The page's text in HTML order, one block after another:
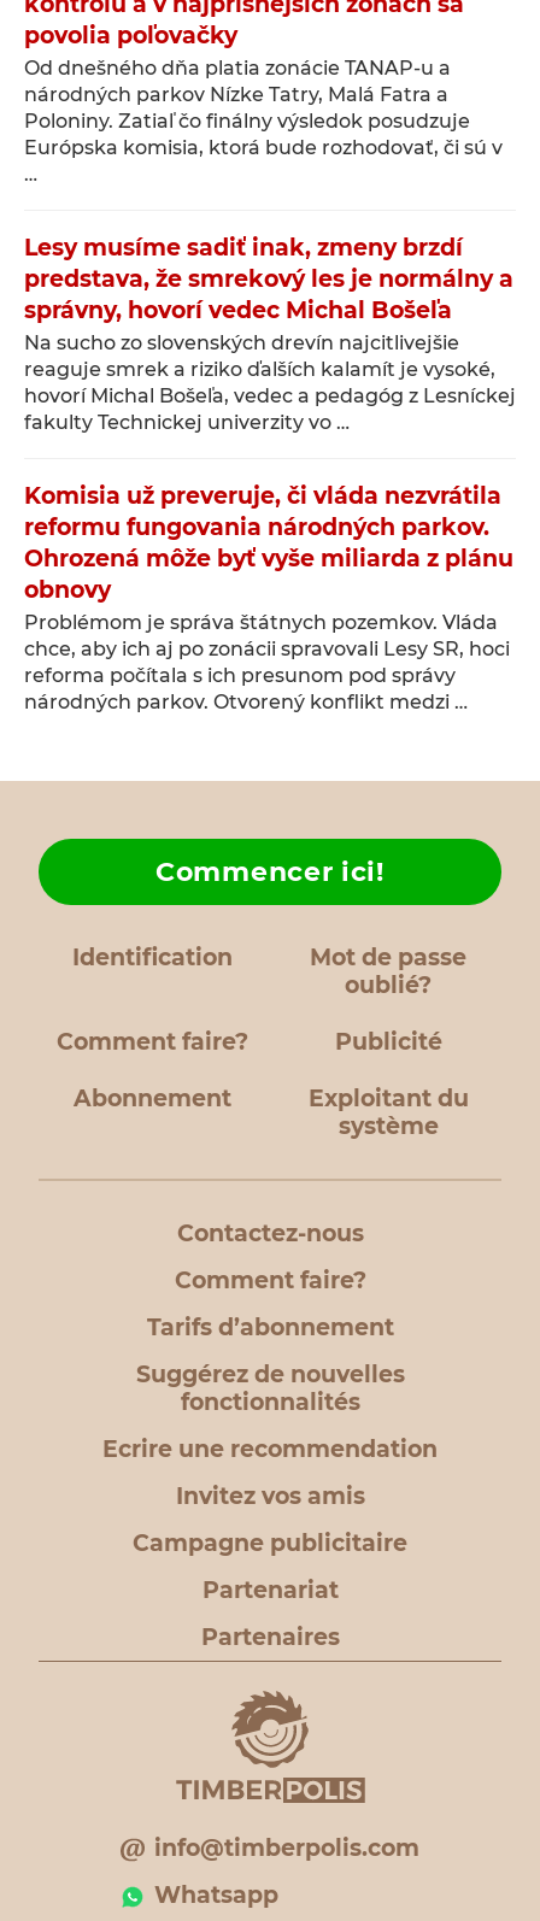
povolia poľovačky
Od dnešného dňa platia zonácie TANAP-u a
národných parkov Nízke Tatry, Malá Fatra a
Poloniny. Zatiaľ čo finálny výsledok posudzuje
Európska komisia, ktorá bude rozhodovať, či sú v
…
Lesy musíme sadiť inak, zmeny brzdí
predstava, že smrekový les je normálny a
správny, hovorí vedec Michal Bošeľa
Na sucho zo slovenských drevín najcitlivejšie
reaguje smrek a riziko ďalších kalamít je vysoké,
hovorí Michal Bošeľa, vedec a pedagóg z Lesníckej
fakulty Technickej univerzity vo …
Komisia už preveruje, či vláda nezvrátila
reformu fungovania národných parkov.
Ohrozená môže byť vyše miliarda z plánu
obnovy
Problémom je správa štátnych pozemkov. Vláda
chce, aby ich aj po zonácii spravovali Lesy SR, hoci
reforma počítala s ich presunom pod správy
národných parkov. Otvorený konflikt medzi …
Identification
Mot de passe
oublié?
Comment faire?
Commencer ici!
Publicité
Abonnement
Exploitant du
système
Contactez-nous
Comment faire?
Tarifs d’abonnement
Suggérez de nouvelles
fonctionnalités
Ecrire une recommendation
Invitez vos amis
Campagne publicitaire
Partenariat
Partenaires
info@timberpolis.com
Whatsapp